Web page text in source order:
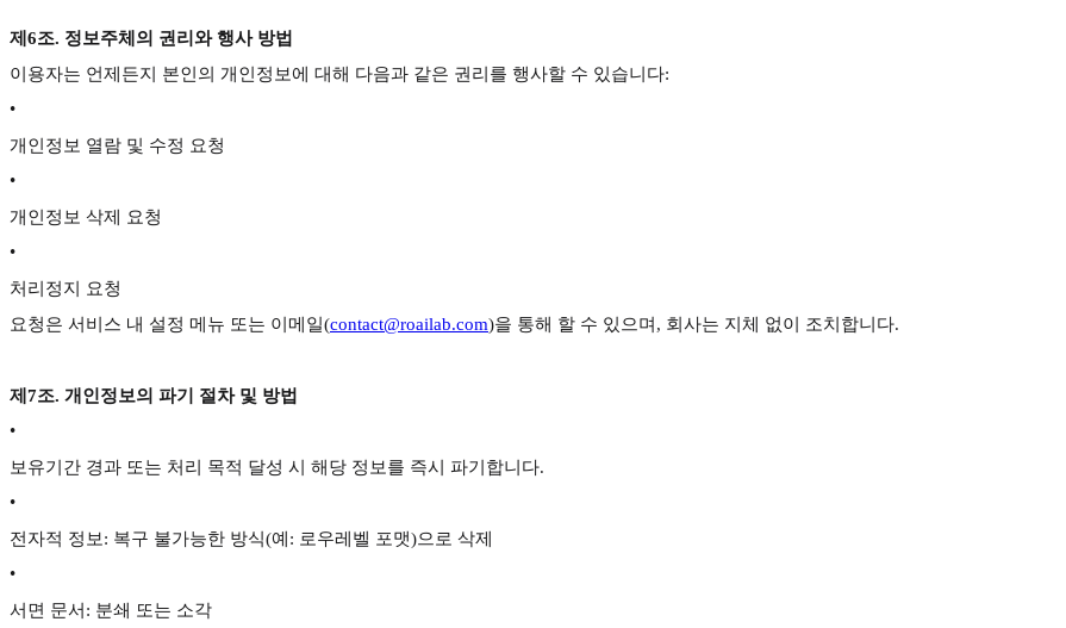
제6조. 정보주체의 권리와 행사 방법
이용자는 언제든지 본인의 개인정보에 대해 다음과 같은 권리를 행사할 수 있습니다:
•
개인정보 열람 및 수정 요청
•
개인정보 삭제 요청
•
처리정지 요청
요청은 서비스 내 설정 메뉴 또는 이메일(contact@roailab.com)을 통해 할 수 있으며, 회사는 지체 없이 조치합니다.
제7조. 개인정보의 파기 절차 및 방법
•
보유기간 경과 또는 처리 목적 달성 시 해당 정보를 즉시 파기합니다.
•
전자적 정보: 복구 불가능한 방식(예: 로우레벨 포맷)으로 삭제
•
서면 문서: 분쇄 또는 소각